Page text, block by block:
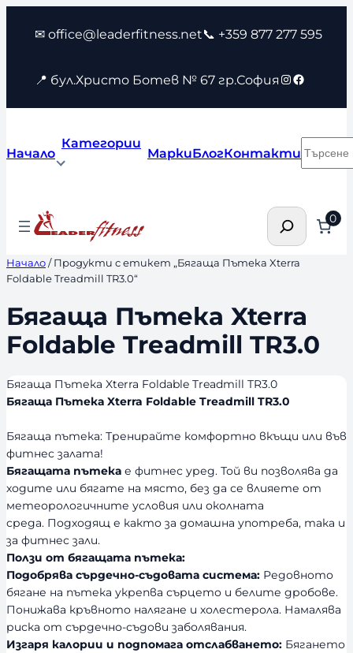
съдържанието
✉ office@leaderfitness.net📞 +359 877 277 595
📍 бул.Христо Ботев № 67 гр.София Instagram
Facebook
Начало
Категории
МаркиБлогКонтакти
Търсене 0
Начало/ Продукти с етикет „Бягаща Пътека Xterra
Foldable Treadmill TR3.0“
Бягаща Пътека Xterra
Foldable Treadmill TR3.0
Бягаща Пътека Xterra Foldable Treadmill TR3.0
Бягаща Пътека Xterra Foldable Treadmill TR3.0
Бягаща пътека: Тренирайте комфортно вкъщи или във
фитнес залата!
Бягащата пътека е фитнес уред. Той ви позволява да
ходите или бягате на място, без да се влияете от
метеорологичните условия или околната
среда. Подходящ е както за домашна употреба, така и
за фитнес зали.
Ползи от бягащата пътека:
Подобрява сърдечно-съдовата система: Редовното
бягане на пътека укрепва сърцето и белите дробове.
Понижава кръвното налягане и холестерола. Намалява
риска от сърдечно-съдови заболявания.
Изгаря калории и подпомага отслабването: Бягането